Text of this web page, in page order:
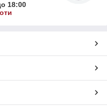
18:00